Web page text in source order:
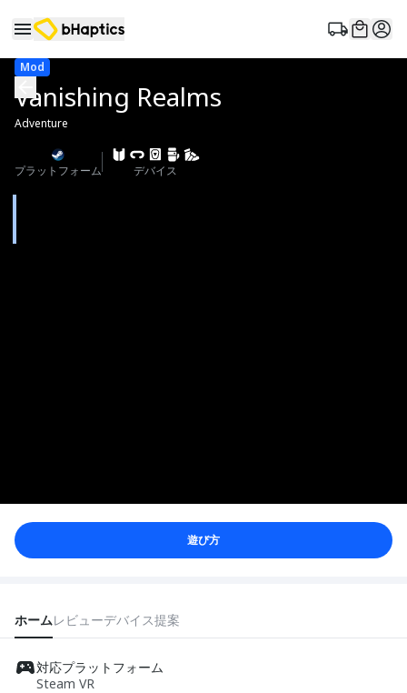
Mod
Vanishing Realms
Adventure
プラットフォーム デバイス
遊び方
ホームレビューデバイス提案
対応プラットフォーム
Steam VR